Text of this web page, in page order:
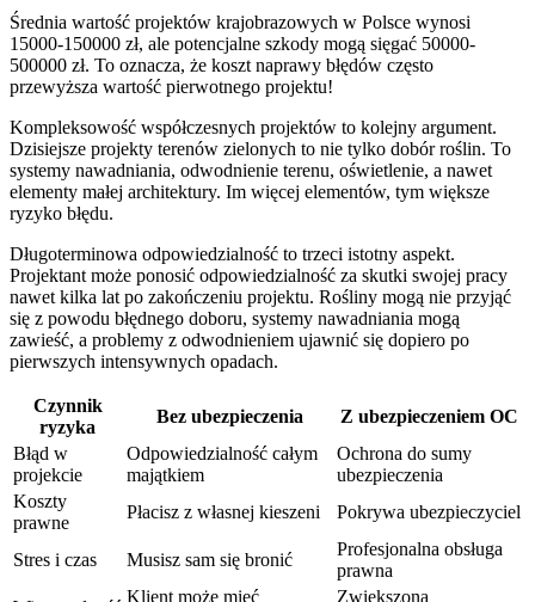
Średnia wartość projektów krajobrazowych w Polsce wynosi
15000-150000 zł, ale potencjalne szkody mogą sięgać 50000-
500000 zł. To oznacza, że koszt naprawy błędów często
przewyższa wartość pierwotnego projektu!
Kompleksowość współczesnych projektów to kolejny argument.
Dzisiejsze projekty terenów zielonych to nie tylko dobór roślin. To
systemy nawadniania, odwodnienie terenu, oświetlenie, a nawet
elementy małej architektury. Im więcej elementów, tym większe
ryzyko błędu.
Długoterminowa odpowiedzialność to trzeci istotny aspekt.
Projektant może ponosić odpowiedzialność za skutki swojej pracy
nawet kilka lat po zakończeniu projektu. Rośliny mogą nie przyjąć
się z powodu błędnego doboru, systemy nawadniania mogą
zawieść, a problemy z odwodnieniem ujawnić się dopiero po
pierwszych intensywnych opadach.
Czynnik
ryzyka
Bez ubezpieczenia
Z ubezpieczeniem OC
Błąd w
projekcie
Odpowiedzialność całym
majątkiem
Ochrona do sumy
ubezpieczenia
Koszty
prawne
Płacisz z własnej kieszeni Pokrywa ubezpieczyciel
Stres i czas Musisz sam się bronić
Profesjonalna obsługa
prawna
Klient może mieć Zwiększona